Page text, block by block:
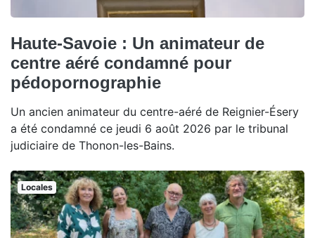
Haute-Savoie : Un animateur de
centre aéré condamné pour
pédopornographie
Un ancien animateur du centre-aéré de Reignier-Ésery
a été condamné ce jeudi 6 août 2026 par le tribunal
judiciaire de Thonon-les-Bains.
Locales